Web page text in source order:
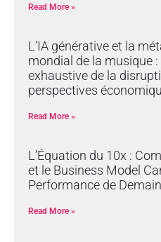
Read More »
L’IA générative et la
mondial de la musique
exhaustive de la
perspectives
Read More »
L’Équation du 10x :
et le Business Model
Performance de Demain
Read More »